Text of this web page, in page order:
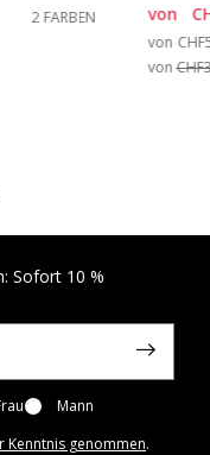
2 FARBEN
von
von
von
Sofort 10 %
Mann
Kenntnis genommen.